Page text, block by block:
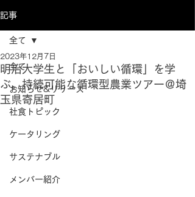
記事
全て
お知らせ&リリース
社食トピック
ケータリング
サステナブル
メンバー紹介
全て
明治大学生と「おいしい循環」を学
ぶ。持続可能な循環型農業ツアー＠埼
玉県寄居町
2023年12月7日